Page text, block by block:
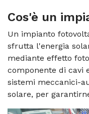
Cos'è un
Un impianto
sfrutta l'energia
mediante effetto
componente di cavi
sistemi meccanici-
solare, per